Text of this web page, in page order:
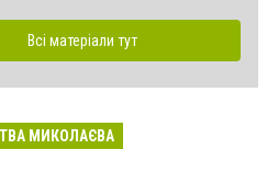
Всі матеріали тут
МИКОЛАЄВА